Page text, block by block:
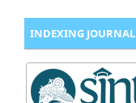
INDEXING JOURNAL